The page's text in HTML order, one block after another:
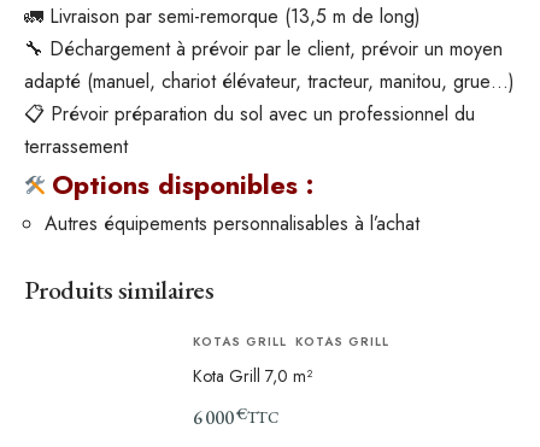
🚛 Livraison par semi-remorque (13,5 m de long)
🔧 Déchargement à prévoir par le client, prévoir un moyen
adapté (manuel, chariot élévateur, tracteur, manitou, grue…)
📋 Prévoir préparation du sol avec un professionnel du
terrassement
Options disponibles :
Autres équipements personnalisables à l’achat
Produits similaires
KOTAS GRILL KOTAS GRILL
Kota Grill 7,0 m²
6 000€TTC